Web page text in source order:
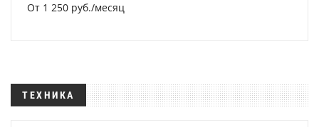
От 1 250 руб./месяц
ТЕХНИКА